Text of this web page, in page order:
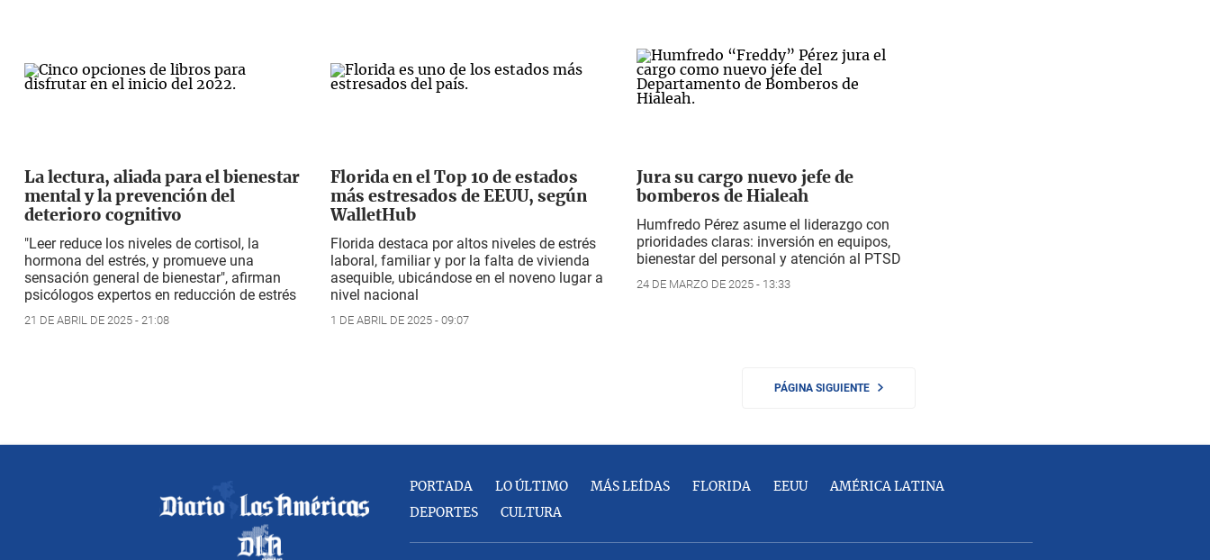
La lectura, aliada para el bienestar
mental y la prevención del
deterioro cognitivo
"Leer reduce los niveles de cortisol, la
hormona del estrés, y promueve una
sensación general de bienestar", afirman
psicólogos expertos en reducción de estrés
21 DE ABRIL DE 2025 - 21:08
Florida en el Top 10 de estados
más estresados de EEUU, según
WalletHub
Florida destaca por altos niveles de estrés
laboral, familiar y por la falta de vivienda
asequible, ubicándose en el noveno lugar a
nivel nacional
1 DE ABRIL DE 2025 - 09:07
Jura su cargo nuevo jefe de
bomberos de Hialeah
Humfredo Pérez asume el liderazgo con
prioridades claras: inversión en equipos,
bienestar del personal y atención al PTSD
24 DE MARZO DE 2025 - 13:33
PÁGINA SIGUIENTE
PORTADA LO ÚLTIMO MÁS LEÍDAS FLORIDA EEUU AMÉRICA LATINA
DEPORTES CULTURA